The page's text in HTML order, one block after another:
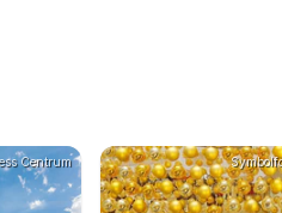
Centrum